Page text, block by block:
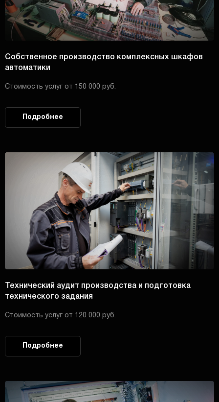
Собственное производство комплексных шкафов
автоматики
Стоимость услуг от 150 000 руб.
Подробнее
Технический аудит производства и подготовка
технического задания
Стоимость услуг от 120 000 руб.
Подробнее